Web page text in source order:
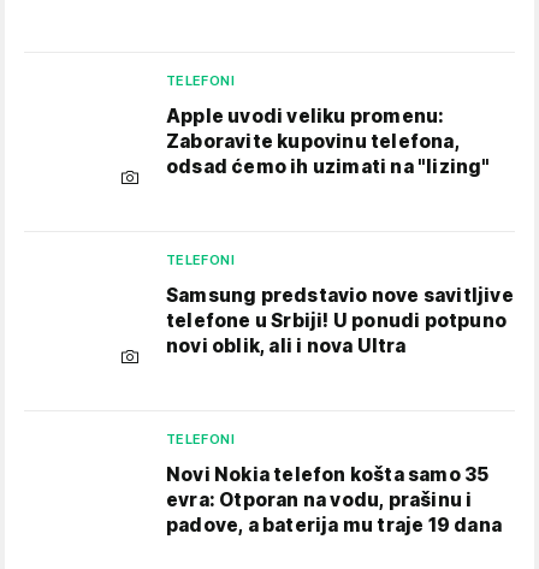
TELEFONI
Apple uvodi veliku promenu:
Zaboravite kupovinu telefona,
odsad ćemo ih uzimati na "lizing"
TELEFONI
Samsung predstavio nove savitljive
telefone u Srbiji! U ponudi potpuno
novi oblik, ali i nova Ultra
TELEFONI
Novi Nokia telefon košta samo 35
evra: Otporan na vodu, prašinu i
padove, a baterija mu traje 19 dana